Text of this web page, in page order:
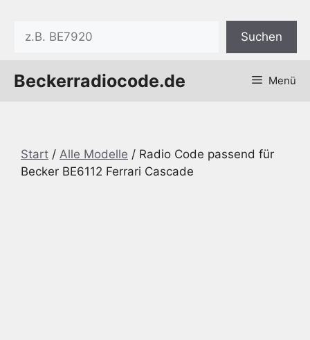
springen
Suchen
Beckerradiocode.de Menü
Start / Alle Modelle / Radio Code passend für
Becker BE6112 Ferrari Cascade